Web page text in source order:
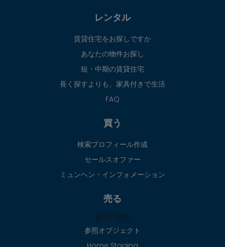
レンタル
賃貸住宅をお探しですか
あなたの物件お探し
短・中期の賃貸住宅
長く探すよりも、家具付きで生活
FAQ
買う
検索プロフィール作成
セールスオファー
ミュンヘン・インフォメーション
売る
販売の成功
参照オブジェクト